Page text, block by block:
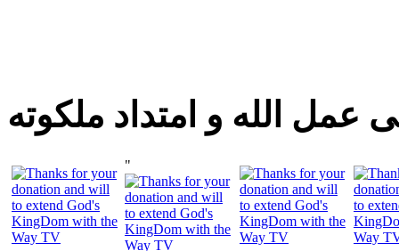
عمل الله و امتداد ملكوته
"